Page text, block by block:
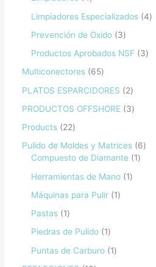
Limpiadores Especializados 4
Prevención de Oxido
3
Productos Aprobados NSF
3
Multiconectores
65
PLATOS ESPARCIDORES
2
PRODUCTOS OFFSHORE
3
Products
22
Pulido de Moldes y Matrices
6
Compuesto de Diamante
1
Herramientas de Mano
1
Máquinas para Pulir
1
Pastas
1
Piedras de Pulido
1
Puntas de Carburo
1